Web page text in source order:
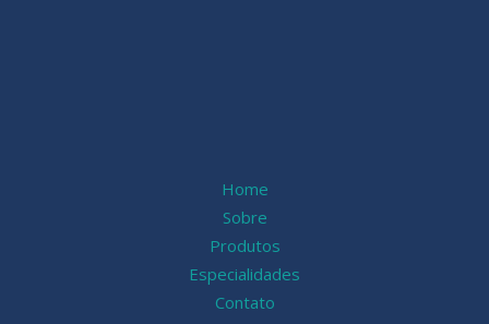
Home
Sobre
Produtos
Especialidades
Contato